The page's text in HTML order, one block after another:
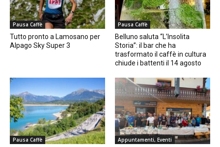
Pausa Caffè
Tutto pronto a Lamosano per
Alpago Sky Super 3
Pausa Caffè
Belluno saluta “L’Insolita
Storia”: il bar che ha
trasformato il caffè in cultura
chiude i battenti il 14 agosto
Pausa Caffè Appuntamenti, Eventi